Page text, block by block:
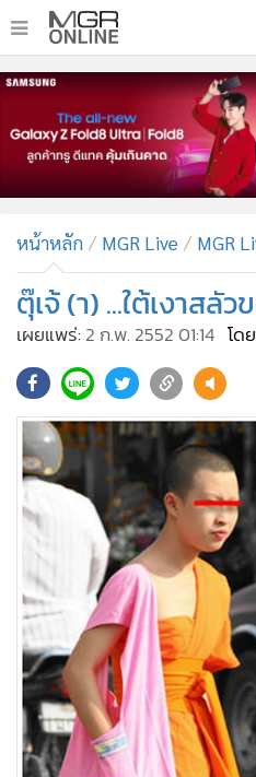
• หน้าหลัก
ทันเหตุการณ์
ภาคใต้
• ภูมิภาค
• บันเทิง
• ผู้จัดการรายวัน
• คอลัมนิสต์
• CbizReview
• Cyber BIZ
• ผู้จัดกวน
•
Good health & Well-being
• Green Innovation & SD
Management & HR
• MGR Live
• Infographic
• การเมือง
• ท่องเที่ยว
• กีฬา
• ต่างประเทศ
หน้าหลัก MGR Live MGR
ตุ๊เจ้ (า) ...ใต้เงาสลั
เผยแพร่: 2 ก.พ. 2552 01:14 โด